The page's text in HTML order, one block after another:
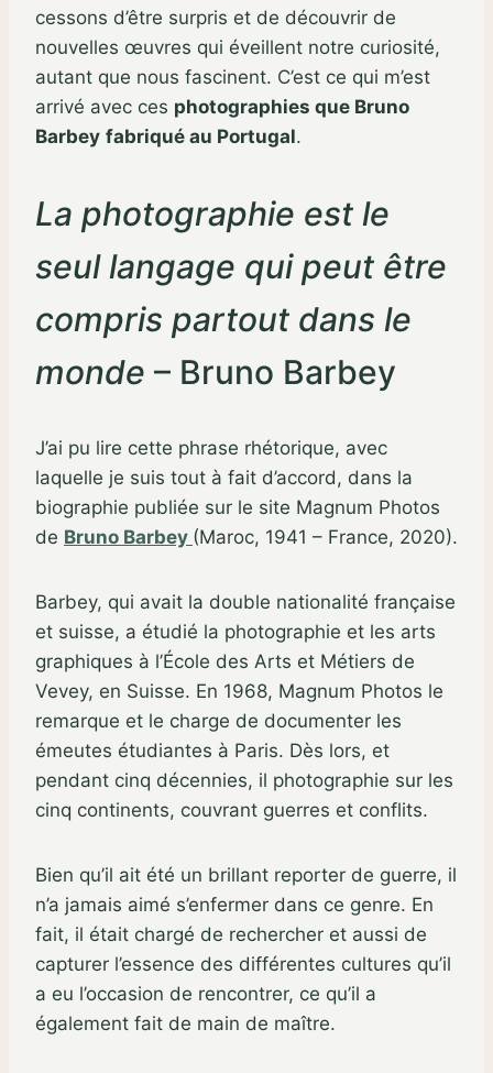
cessons d’être surpris et de découvrir de
nouvelles œuvres qui éveillent notre curiosité,
autant que nous fascinent. C’est ce qui m’est
arrivé avec ces photographies que Bruno
Barbey fabriqué au Portugal.
La photographie est le
seul langage qui peut être
compris partout dans le
monde – Bruno Barbey
J’ai pu lire cette phrase rhétorique, avec
laquelle je suis tout à fait d’accord, dans la
biographie publiée sur le site Magnum Photos
de Bruno Barbey (Maroc, 1941 – France, 2020).
Barbey, qui avait la double nationalité française
et suisse, a étudié la photographie et les arts
graphiques à l’École des Arts et Métiers de
Vevey, en Suisse. En 1968, Magnum Photos le
remarque et le charge de documenter les
émeutes étudiantes à Paris. Dès lors, et
pendant cinq décennies, il photographie sur les
cinq continents, couvrant guerres et conflits.
Bien qu’il ait été un brillant reporter de guerre, il
n’a jamais aimé s’enfermer dans ce genre. En
fait, il était chargé de rechercher et aussi de
capturer l’essence des différentes cultures qu’il
a eu l’occasion de rencontrer, ce qu’il a
également fait de main de maître.